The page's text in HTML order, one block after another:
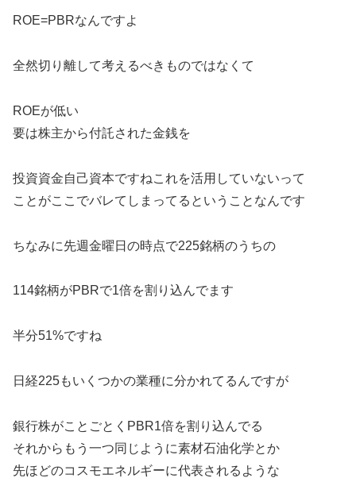
ROE=PBRなんですよ
全然切り離して考えるべきものではなくて
ROEが低い
要は株主から付託された金銭を
投資資金自己資本ですねこれを活用していないって
ことがここでバレてしまってるということなんです
ちなみに先週金曜日の時点で225銘柄のうちの
114銘柄がPBRで1倍を割り込んでます
半分51%ですね
日経225もいくつかの業種に分かれてるんですが
銀行株がことごとくPBR1倍を割り込んでる
それからもう一つ同じように素材石油化学とか
先ほどのコスモエネルギーに代表されるような